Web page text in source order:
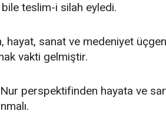
teslim-i silah eyledi.
hayat, sanat ve medeniyet
vakti gelmiştir.
perspektifinden hayata ve